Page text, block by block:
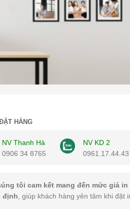
HÀNG
NV Thanh Hà
0906 34 8765
NV KD 2
0961.17.44.43
tôi cam kết mang đến mức giá
định , giúp khách hàng yên tâm khi đặt